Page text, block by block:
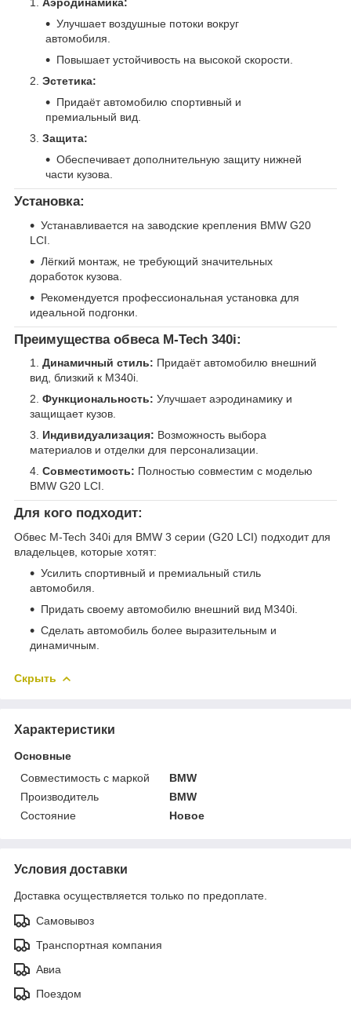
Улучшает воздушные потоки вокруг
автомобиля.
Повышает устойчивость на высокой скорости.
Эстетика:
Придаёт автомобилю спортивный и
премиальный вид.
Защита:
Обеспечивает дополнительную защиту нижней
части кузова.
Установка:
Устанавливается на заводские крепления BMW G20
LCI.
Лёгкий монтаж, не требующий значительных
доработок кузова.
Рекомендуется профессиональная установка для
идеальной подгонки.
Преимущества обвеса M-Tech 340i:
Динамичный стиль: Придаёт автомобилю внешний
вид, близкий к M340i.
Функциональность: Улучшает аэродинамику и
защищает кузов.
Индивидуализация: Возможность выбора
материалов и отделки для персонализации.
Совместимость: Полностью совместим с моделью
BMW G20 LCI.
Для кого подходит:
Обвес M-Tech 340i для BMW 3 серии (G20 LCI) подходит для
владельцев, которые хотят:
Усилить спортивный и премиальный стиль
автомобиля.
Придать своему автомобилю внешний вид M340i.
Сделать автомобиль более выразительным и
динамичным.
Скрыть
Характеристики
Основные
Совместимость с маркой
BMW
Производитель
BMW
Состояние
Новое
Условия доставки
Доставка осуществляется только по предоплате.
Самовывоз
Транспортная компания
Авиа
Поездом